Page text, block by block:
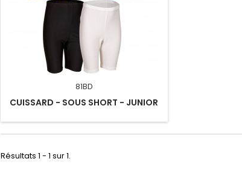
81BD
CUISSARD - SOUS SHORT - JUNIOR
Résultats 1 - 1 sur 1.